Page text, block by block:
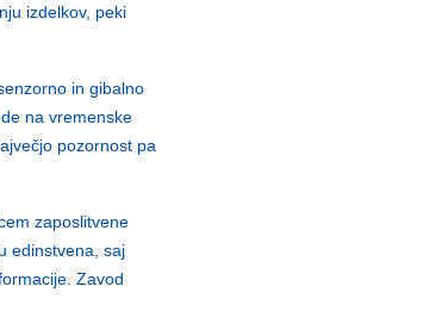
izdelkov, peki
in gibalno
na vremenske
pozornost pa
zaposlitvene
edinstvena, saj
Zavod